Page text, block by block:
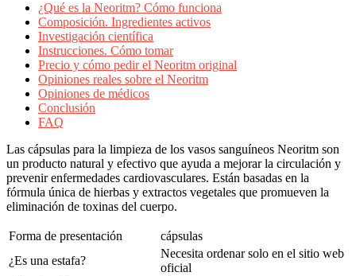
¿Qué es la Neoritm? Cómo funciona
Composición. Ingredientes activos
Investigación científica
Instrucciones. Cómo tomar
Precio y cómo pedir el Neoritm original
Opiniones reales sobre el Neoritm
Opiniones de médicos
Conclusión
FAQ
Las cápsulas para la limpieza de los vasos sanguíneos Neoritm son
un producto natural y efectivo que ayuda a mejorar la circulación y
prevenir enfermedades cardiovasculares. Están basadas en la
fórmula única de hierbas y extractos vegetales que promueven la
eliminación de toxinas del cuerpo.
Forma de presentación
cápsulas
¿Es una estafa?
Necesita ordenar solo en el sitio web
oficial